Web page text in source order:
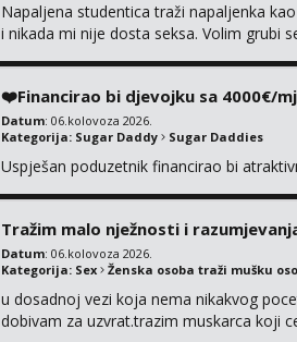
Napaljena studentica traži napaljenka
i nikada mi nije dosta seksa. Volim grubi
❤️Financirao bi djevojku sa 4000€/
Datum: 06.kolovoza 2026.
Kategorija: Sugar Daddy Sugar Daddies
Uspješan poduzetnik financirao bi
Tražim malo nježnosti i
Datum: 06.kolovoza 2026.
Kategorija: Sex Ženska osoba traži mušku
u dosadnoj vezi koja nema nikakvog
dobivam za uzvrat.trazim muskarca koji